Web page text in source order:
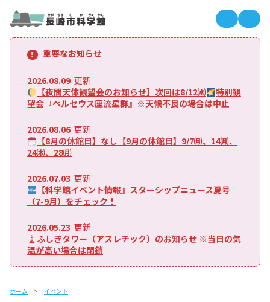
長崎市長
重要なお知らせ
2026.08.09 更新
【夜間天体観望会のお知らせ】次回は8/12㈬
特別観
望会『ペルセウス座流星群』※天候不良の場合は中止
2026.08.06 更新
【8月の休館日】なし【9月の休館日】9/7㈪、14㈪、
24㈭、28㈪
2026.07.03 更新
【科学館イベント情報』スターシップニュース夏号
（7-9月）をチェック！
2026.05.23 更新
ふしぎタワー（アスレチック）のお知らせ ※当日の気
温が高い場合は閉鎖
ホーム
イベント